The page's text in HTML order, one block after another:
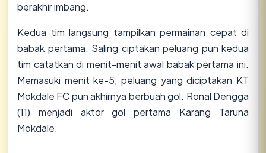
berakhir imbang.
Kedua tim langsung tampilkan permainan cepat di
babak pertama. Saling ciptakan peluang pun kedua
tim catatkan di menit-menit awal babak pertama ini.
Memasuki menit ke-5, peluang yang diciptakan KT
Mokdale FC pun akhirnya berbuah gol. Ronal Dengga
(11) menjadi aktor gol pertama Karang Taruna
Mokdale.